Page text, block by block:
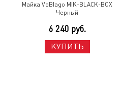
Майка VoBlago MIK-BLACK-BOX
Черный
6 240 руб.
КУПИТЬ